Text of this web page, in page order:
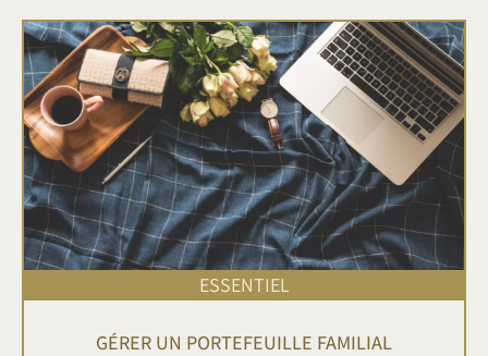
ESSENTIEL
GÉRER UN PORTEFEUILLE FAMILIAL